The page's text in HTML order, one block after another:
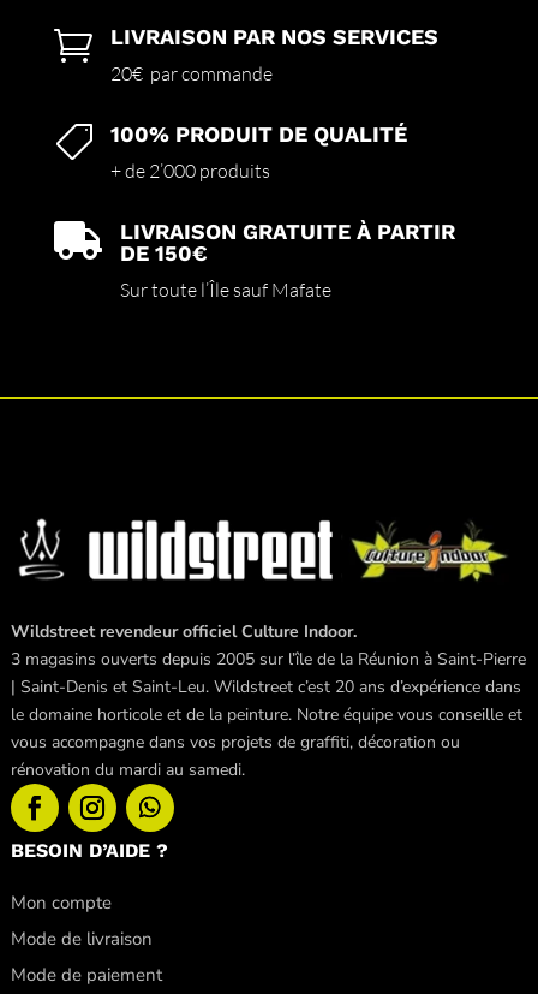
 LIVRAISON PAR NOS SERVICES
20€ par commande
 100% PRODUIT DE QUALITÉ
+ de 2’000 produits

LIVRAISON GRATUITE À PARTIR
DE 150€
Sur toute l’Île sauf Mafate
Wildstreet revendeur officiel Culture Indoor.
3 magasins ouverts depuis 2005 sur l’île de la Réunion à Saint-Pierre
| Saint-Denis et Saint-Leu. Wildstreet c’est 20 ans d’expérience dans
le domaine horticole et de la peinture. Notre équipe vous conseille et
vous accompagne dans vos projets de graffiti, décoration ou
rénovation du mardi au samedi.
BESOIN D’AIDE ?
Mon compte
Mode de livraison
Mode de paiement